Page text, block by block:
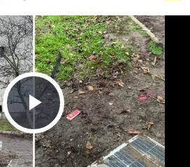
Play Video